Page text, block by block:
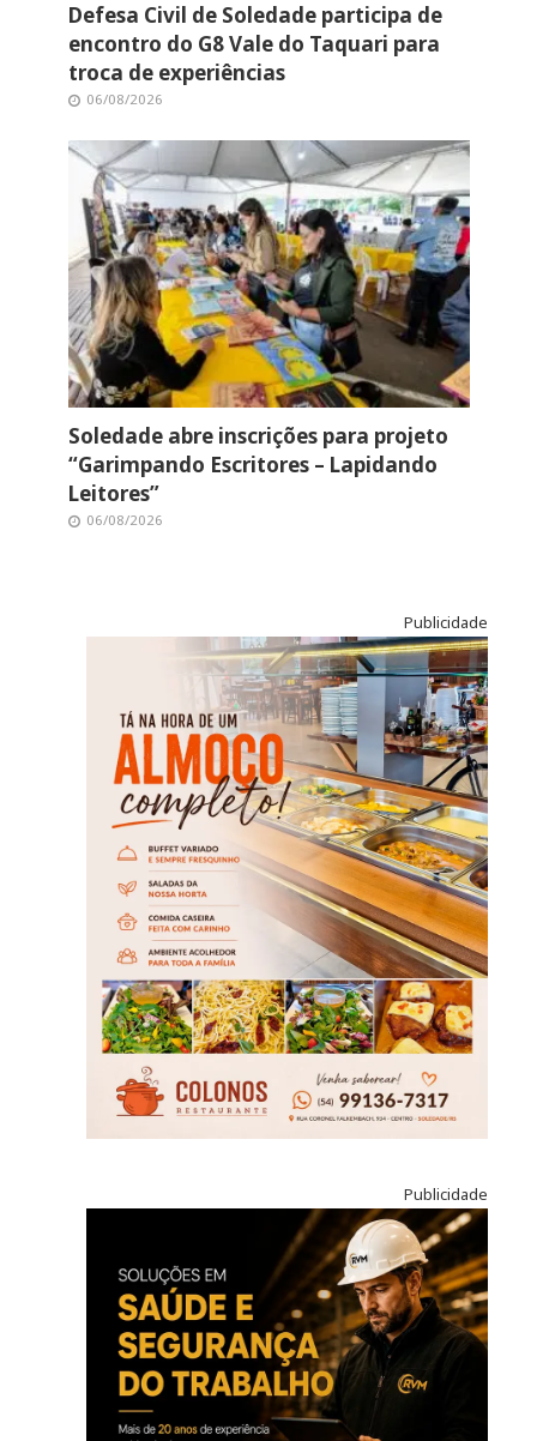
Defesa Civil de Soledade participa de
encontro do G8 Vale do Taquari para
troca de experiências
06/08/2026
Soledade abre inscrições para projeto
“Garimpando Escritores – Lapidando
Leitores”
06/08/2026
Publicidade
Publicidade